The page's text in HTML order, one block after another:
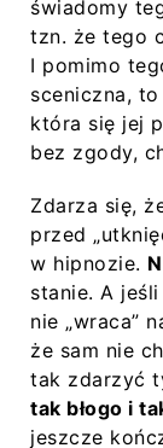
świadomy
tzn. że tego
I pomimo
sceniczna,
która się jej
bez zgody,
Zdarza się,
przed
w hipnozie.
stanie. A
nie „wraca”
że sam nie
tak zdarzyć
tak błogo i
jeszcze